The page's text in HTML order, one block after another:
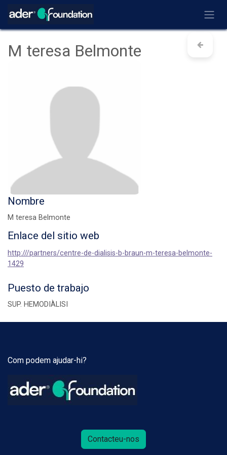
Ir al contenido
M teresa Belmonte
Nombre
M teresa Belmonte
Enlace del sitio web
http:///partners/centre-de-dialisis-b-braun-m-teresa-belmonte-
1429
Puesto de trabajo
SUP. HEMODIÀLISI
Com podem ajudar-hi?
Contacteu-nos